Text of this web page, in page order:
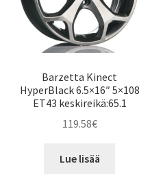
Barzetta Kinect
HyperBlack 6.5×16″ 5×108
ET43 keskireikä:65.1
119.58€
Lue lisää